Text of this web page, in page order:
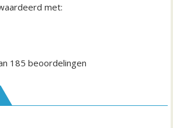
met:
185 beoordelingen